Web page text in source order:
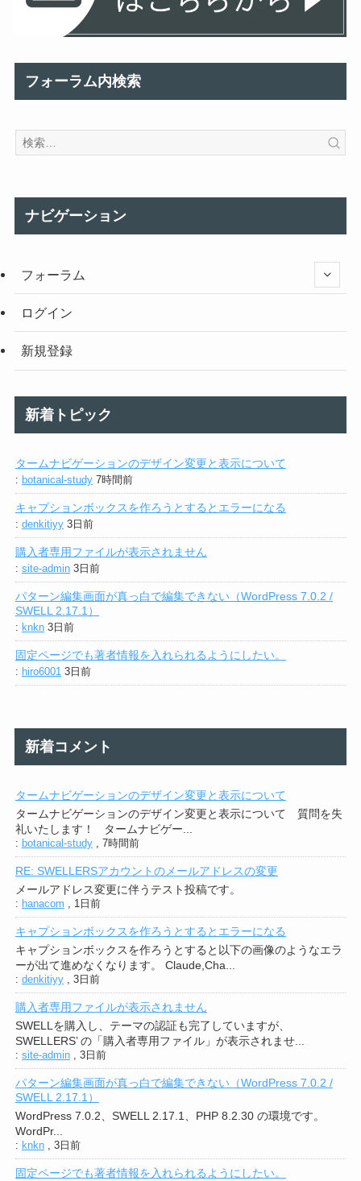
フォーラム内検索
ナビゲーション
フォーラム
ログイン
新規登録
新着トピック
タームナビゲーションのデザイン変更と表示について
: botanical-study 7時間前
キャプションボックスを作ろうとするとエラーになる
: denkitiyy 3日前
購入者専用ファイルが表示されません
: site-admin 3日前
パターン編集画面が真っ白で編集できない（WordPress 7.0.2 /
SWELL 2.17.1）
: knkn 3日前
固定ページでも著者情報を入れられるようにしたい。
: hiro6001 3日前
新着コメント
タームナビゲーションのデザイン変更と表示について
タームナビゲーションのデザイン変更と表示について 質問を失
礼いたします！ タームナビゲー...
: botanical-study, 7時間前
RE: SWELLERSアカウントのメールアドレスの変更
メールアドレス変更に伴うテスト投稿です。
: hanacom , 1日前
キャプションボックスを作ろうとするとエラーになる
キャプションボックスを作ろうとすると以下の画像のようなエラ
ーが出て進めなくなります。 Claude,Cha...
: denkitiyy, 3日前
購入者専用ファイルが表示されません
SWELLを購入し、テーマの認証も完了していますが、
SWELLERS’ の「購入者専用ファイル」が表示されませ...
: site-admin, 3日前
パターン編集画面が真っ白で編集できない（WordPress 7.0.2 /
SWELL 2.17.1）
WordPress 7.0.2、SWELL 2.17.1、PHP 8.2.30 の環境です。
WordPr...
: knkn, 3日前
固定ページでも著者情報を入れられるようにしたい。